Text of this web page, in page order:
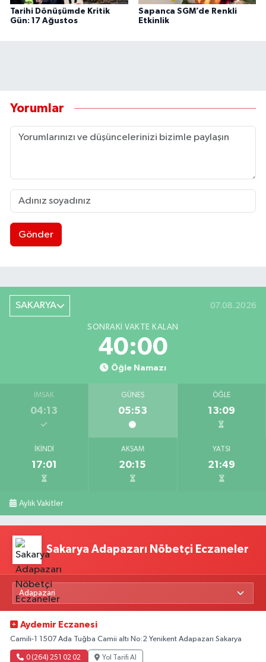
Tarihi Dönüşümde Kritik
Gün: 17 Ağustos
Sapanca SGM’de Renkli
Etkinlik
Yorumlar
Gönder
SAKARYA 07.08.2026
SONRAKI VAKTE KALAN
39:59
Öğle Namazı
İMSAK
04:13
GÜNEŞ
05:53
ÖĞLE
13:09
İKINDI
17:01
AKŞAM
20:15
YATSI
21:49
Aylık Vakitler
Sakarya Adapazarı Nöbetçi Eczaneler
Aydemir Eczanesi
Camili-1 1507 Ada Tuğba Camii altı No:2 Yenikent Adapazarı Sakarya
0 (264) 251 02 02 Yol Tarifi Al